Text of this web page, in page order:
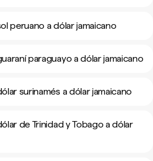
peruano a dólar jamaicano
paraguayo a dólar jamaicano
surinamés a dólar jamaicano
de Trinidad y Tobago a dólar